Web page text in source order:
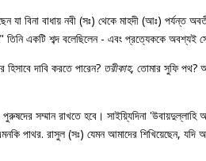
যা বিনা বাধায় নবী (সঃ) থেকে মাহদী (আঃ) পর্যন্ত
একটি শব্দ বলেছিলেন - এবং প্রত্যেককে অবশ্যই
দাবি করতে পারেন? তরীকাহ, তোমার সুফি পথ?
সম্মান রাখতে হবে। সাইয়্যিদিনা
রাসুল (সঃ) যেমন আমাদের শিখিয়েছেন, যদি